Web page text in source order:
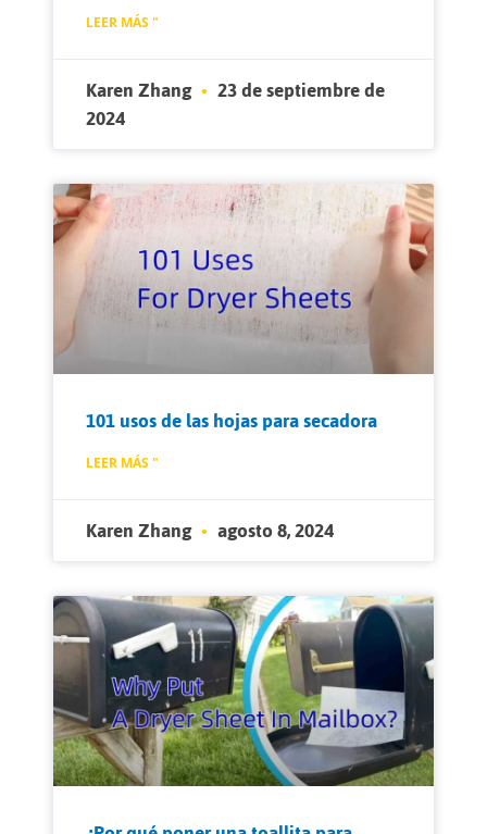
LEER MÁS "
Karen Zhang 23 de septiembre de
2024
101 usos de las hojas para secadora
LEER MÁS "
Karen Zhang agosto 8, 2024